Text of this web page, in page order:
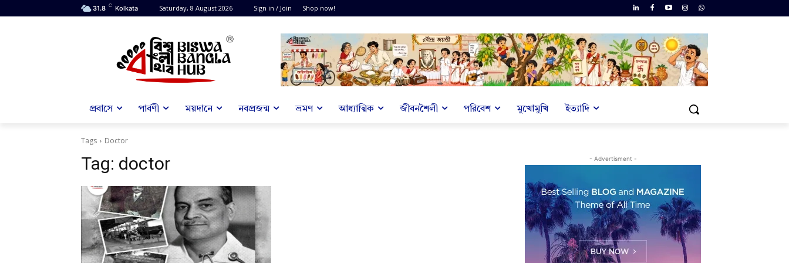
31.8 C Kolkata Saturday, 8 August 2026 Sign in / Join Shop now!
প্রবাসে পার্বণী ময়দানে নবপ্রজন্ম ভ্রমণ আধ্যাত্মিক জীবনশৈলী পরিবেশ মুখোমুখি ইত্যাদি
Tags Doctor
Tag: doctor - Advertisment -